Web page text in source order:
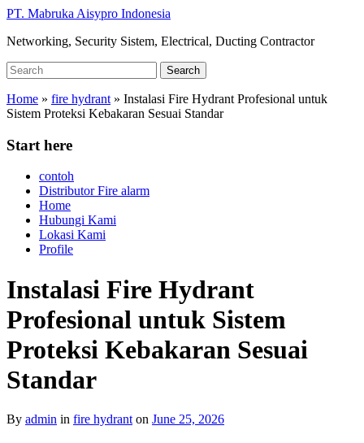
Skip
main
PT. Mabruka Aisypro Indonesia
Networking, Security Sistem, Electrical, Ducting Contractor
Search
for:
Search
Home » fire hydrant » Instalasi Fire Hydrant Profesional untuk
Sistem Proteksi Kebakaran Sesuai Standar
Start here
contoh
Distributor Fire alarm
Home
Hubungi Kami
Lokasi Kami
Profile
Instalasi Fire Hydrant
Profesional untuk Sistem
Proteksi Kebakaran Sesuai
Standar
By admin in fire hydrant on June 25, 2026